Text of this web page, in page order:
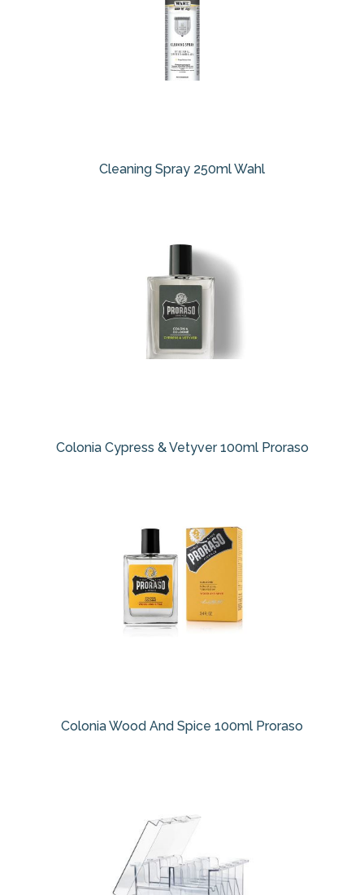
Cleaning Spray 250ml Wahl
Colonia Cypress & Vetyver 100ml Proraso
Colonia Wood And Spice 100ml Proraso